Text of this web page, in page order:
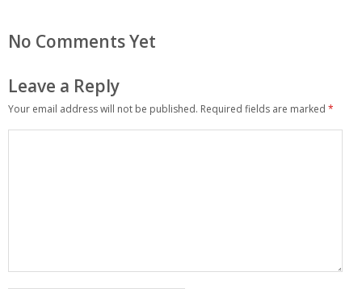
No Comments Yet
Leave a Reply
Your email address will not be published. Required fields are marked *